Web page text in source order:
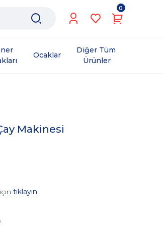
0
Ocaklar
Diğer Tüm
Ürünler
Makinesi
tıklayın.